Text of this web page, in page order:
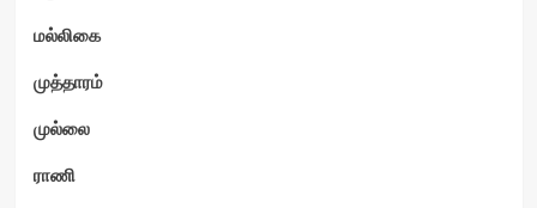
மல்லிகை
முத்தாரம்
முல்லை
ராணி